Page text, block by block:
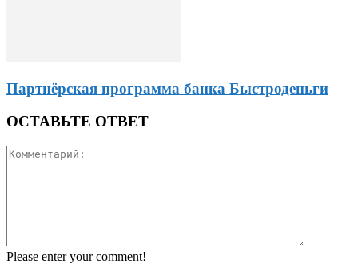
Партнёрская программа банка Быстроденьги
ОСТАВЬТЕ ОТВЕТ
Please enter your comment!